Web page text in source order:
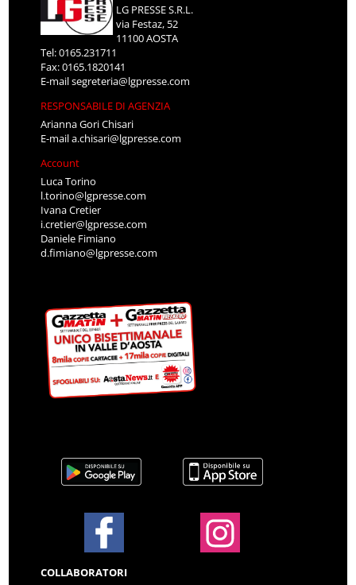
LG PRESSE S.R.L.
via Festaz, 52
11100 AOSTA
Tel: 0165.231711
Fax: 0165.1820141
E-mailsegreteria@lgpresse.com
RESPONSABILE DI AGENZIA
Arianna Gori Chisari
E-maila.chisari@lgpresse.com
Account
Luca Torino
l.torino@lgpresse.com
Ivana Cretier
i.cretier@lgpresse.com
Daniele Fimiano
d.fimiano@lgpresse.com
COLLABORATORI